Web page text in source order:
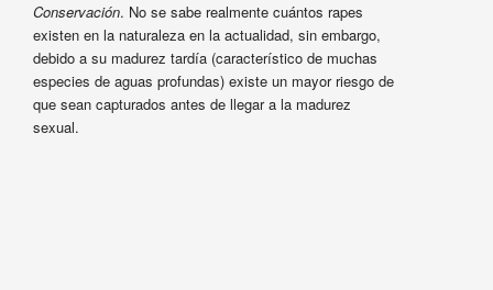
Conservación. No se sabe realmente cuántos rapes
existen en la naturaleza en la actualidad, sin embargo,
debido a su madurez tardía (característico de muchas
especies de aguas profundas) existe un mayor riesgo de
que sean capturados antes de llegar a la madurez
sexual.